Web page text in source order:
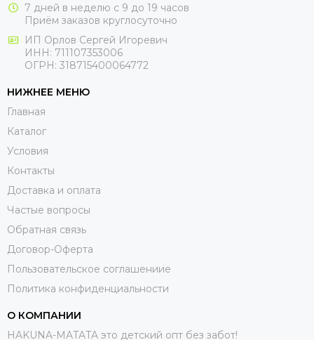
7 дней в неделю с 9 до 19 часов
Приём заказов круглосуточно
ИП Орлов Сергей Игоревич
ИНН: 711107353006
ОГРН: 318715400064772
НИЖНЕЕ МЕНЮ
Главная
Каталог
Условия
Контакты
Доставка и оплата
Частые вопросы
Обратная связь
Договор-Оферта
Пользовательское соглашениие
Политика конфиденциальности
О КОМПАНИИ
HAKUNA-MATATA это детский опт без забот!